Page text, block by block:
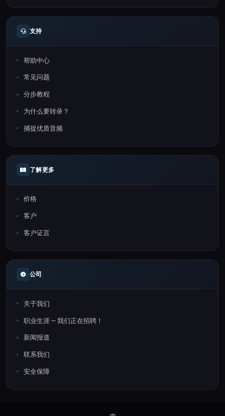
支持
帮助中心
常见问题
分步教程
为什么要转录？
捕捉优质音频
了解更多
价格
客户
客户证言
公司
关于我们
职业生涯 — 我们正在招聘！
新闻报道
联系我们
安全保障